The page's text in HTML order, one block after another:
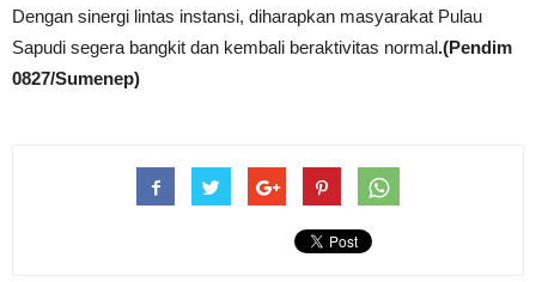
Dengan sinergi lintas instansi, diharapkan masyarakat Pulau
Sapudi segera bangkit dan kembali beraktivitas normal.(Pendim
0827/Sumenep)